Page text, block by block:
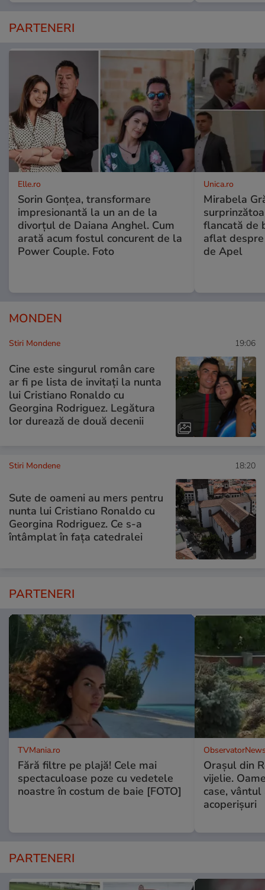
PARTENERI
Elle.ro
Sorin Gonțea, transformare
impresionantă la un an de la
divorțul de Daiana Anghel. Cum
arată acum fostul concurent de la
Power Couple. Foto
Unica.ro
Mirabela
flancată de
aflat
de Apel
MONDEN
Stiri Mondene 19:06
Cine este singurul român care
ar fi pe lista de invitați la nunta
lui Cristiano Ronaldo cu
Georgina Rodriguez. Legătura
lor durează de două decenii
Stiri Mondene 18:20
Sute de oameni au mers pentru
nunta lui Cristiano Ronaldo cu
Georgina Rodriguez. Ce s-a
întâmplat în fața catedralei
PARTENERI
TVMania.ro
Fără filtre pe plajă! Cele mai
spectaculoase poze cu vedetele
noastre în costum de baie [FOTO]
Oraşul din
vijelie.
case,
acoperişuri
PARTENERI